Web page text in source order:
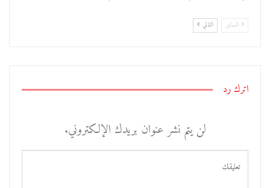
السابق التالي
اترك رد
لن يتم نشر عنوان بريدك الإلكتروني.